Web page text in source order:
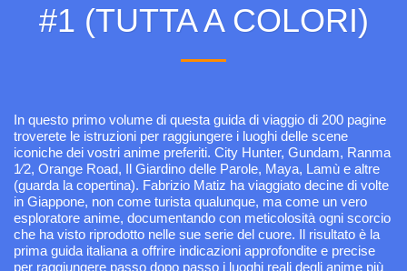
#1 (TUTTA A COLORI)
In questo primo volume di questa guida di viaggio di 200 pagine
troverete le istruzioni per raggiungere i luoghi delle scene
iconiche dei vostri anime preferiti. City Hunter, Gundam, Ranma
1⁄2, Orange Road, Il Giardino delle Parole, Maya, Lamù e altre
(guarda la copertina). Fabrizio Matiz ha viaggiato decine di volte
in Giappone, non come turista qualunque, ma come un vero
esploratore anime, documentando con meticolosità ogni scorcio
che ha visto riprodotto nelle sue serie del cuore. Il risultato è la
prima guida italiana a offrire indicazioni approfondite e precise
per raggiungere passo dopo passo i luoghi reali degli anime più